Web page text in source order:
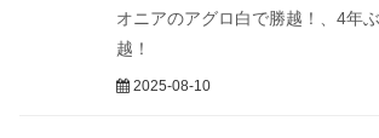
オニアのアグロ白で勝越！、4年
越！
2025-08-10